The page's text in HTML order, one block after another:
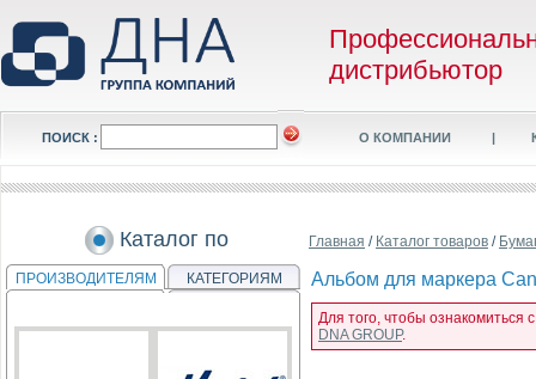
дистрибьютор
ПОИСК : О КОМПАНИИ |
Каталог по
ПРОИЗВОДИТЕЛЯМ КАТЕГОРИЯМ
Главная / Каталог товаров /
Альбом для маркера
Для того, чтобы ознакомиться
DNA GROUP.